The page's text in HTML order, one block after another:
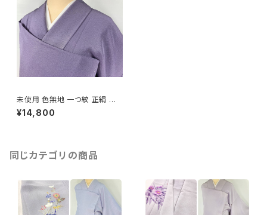
未使用 色無地 一つ紋 正絹 紫
苑色 紫 992
¥14,800
同じカテゴリの商品